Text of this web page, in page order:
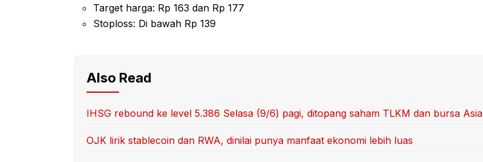
Target harga: Rp 163 dan Rp 177
Stoploss: Di bawah Rp 139
Also Read
IHSG rebound ke level 5.386 Selasa (9/6) pagi, ditopang saham TLKM dan bursa Asia
OJK lirik stablecoin dan RWA, dinilai punya manfaat ekonomi lebih luas